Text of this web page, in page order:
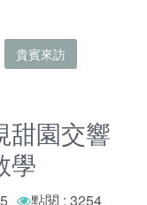
貴賓來訪
甜園交響
學
點閱 : 3254